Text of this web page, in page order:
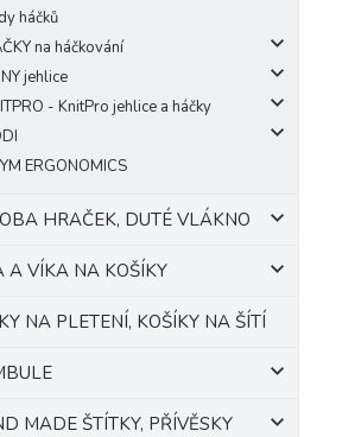
háčků
na háčkování
jehlice
- KnitPro jehlice a háčky
ERGONOMICS
HRAČEK, DUTÉ VLÁKNO
A VÍKA NA KOŠÍKY
NA PLETENÍ, KOŠÍKY NA ŠÍTÍ
MADE ŠTÍTKY, PŘÍVĚSKY